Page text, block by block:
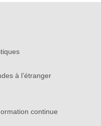
à l’étranger
continue